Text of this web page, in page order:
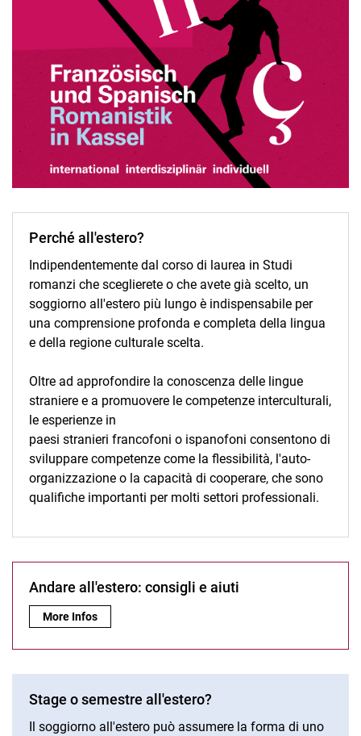
Semestre all'estero
Università partner
Progetti degli studenti
Mentoring
Perché all'estero?
Indipendentemente dal corso di laurea in Studi
romanzi che sceglierete o che avete già scelto, un
soggiorno all'estero più lungo è indispensabile per
una comprensione profonda e completa della lingua
e della regione culturale scelta.
Oltre ad approfondire la conoscenza delle lingue
straniere e a promuovere le competenze interculturali,
le esperienze in
paesi stranieri francofoni o ispanofoni consentono di
sviluppare competenze come la flessibilità, l'auto-
organizzazione o la capacità di cooperare, che sono
qualifiche importanti per molti settori professionali.
Andare all'estero: consigli e aiuti
Andare all'estero: consigli e aiuti:
More Infos
Stage o semestre all'estero?
Il soggiorno all'estero può assumere la forma di uno